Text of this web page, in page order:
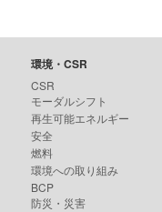
環境・CSR
CSR
モーダルシフト
再生可能エネルギー
安全
燃料
環境への取り組み
BCP
防災・災害